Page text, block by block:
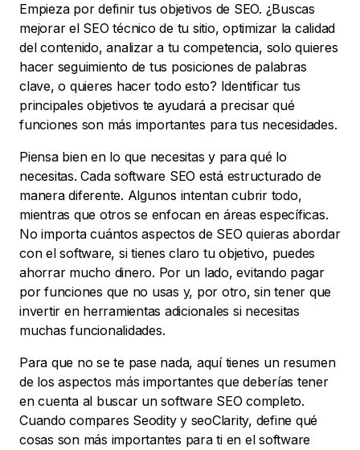
Empieza por definir tus objetivos de SEO. ¿Buscas
mejorar el SEO técnico de tu sitio, optimizar la calidad
del contenido, analizar a tu competencia, solo quieres
hacer seguimiento de tus posiciones de palabras
clave, o quieres hacer todo esto? Identificar tus
principales objetivos te ayudará a precisar qué
funciones son más importantes para tus necesidades.
Piensa bien en lo que necesitas y para qué lo
necesitas. Cada software SEO está estructurado de
manera diferente. Algunos intentan cubrir todo,
mientras que otros se enfocan en áreas específicas.
No importa cuántos aspectos de SEO quieras abordar
con el software, si tienes claro tu objetivo, puedes
ahorrar mucho dinero. Por un lado, evitando pagar
por funciones que no usas y, por otro, sin tener que
invertir en herramientas adicionales si necesitas
muchas funcionalidades.
Para que no se te pase nada, aquí tienes un resumen
de los aspectos más importantes que deberías tener
en cuenta al buscar un software SEO completo.
Cuando compares Seodity y seoClarity, define qué
cosas son más importantes para ti en el software